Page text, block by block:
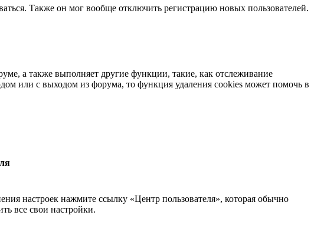
Также он мог вообще отключить регистрацию новых пользователей.
а также выполняет другие функции, такие, как отслеживание
или с выходом из форума, то функция удаления cookies может помочь в
настроек нажмите ссылку «Центр пользователя», которая обычно
все свои настройки.